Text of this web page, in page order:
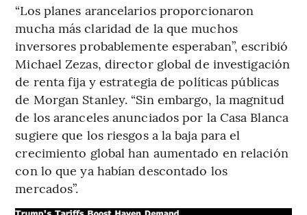
“Los planes arancelarios proporcionaron
mucha más claridad de la que muchos
inversores probablemente esperaban”, escribió
Michael Zezas, director global de investigación
de renta fija y estrategia de políticas públicas
de Morgan Stanley. “Sin embargo, la magnitud
de los aranceles anunciados por la Casa Blanca
sugiere que los riesgos a la baja para el
crecimiento global han aumentado en relación
con lo que ya habían descontado los
mercados”.